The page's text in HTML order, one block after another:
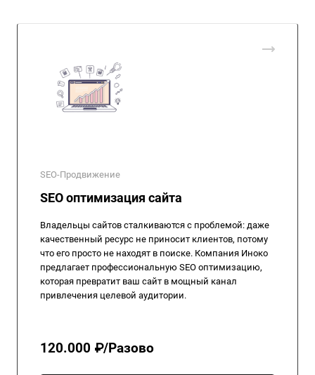
SEO-Продвижение
SEO оптимизация сайта
Владельцы сайтов сталкиваются с проблемой: даже
качественный ресурс не приносит клиентов, потому
что его просто не находят в поиске. Компания Иноко
предлагает профессиональную SEO оптимизацию,
которая превратит ваш сайт в мощный канал
привлечения целевой аудитории.
120.000 ₽/Разово